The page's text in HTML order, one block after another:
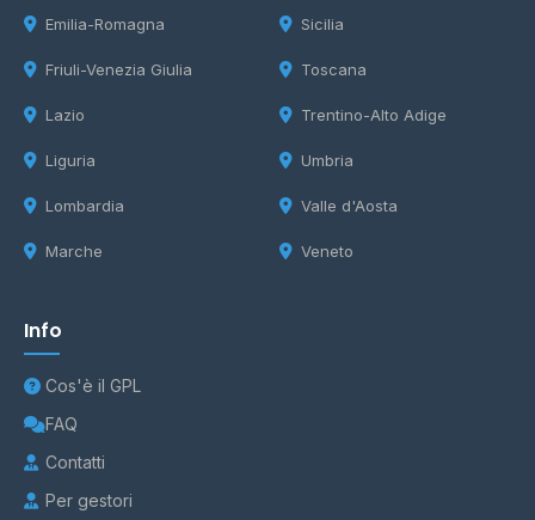
Emilia-Romagna
Friuli-Venezia Giulia
Lazio
Liguria
Lombardia
Marche
Sicilia
Toscana
Trentino-Alto Adige
Umbria
Valle d'Aosta
Veneto
Info
Cos'è il GPL
FAQ
Contatti
Per gestori